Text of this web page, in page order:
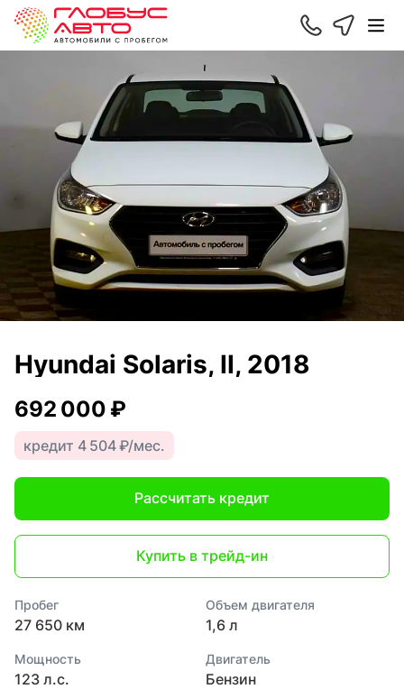
Hyundai Solaris, II, 2018
692 000 ₽
кредит 4 504 ₽/мес.
Рассчитать кредит
Купить в трейд-ин
Пробег
27 650 км
Объем двигателя
1,6 л
Мощность
123 л.с.
Двигатель
Бензин